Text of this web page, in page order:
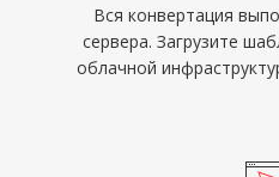
Вся конвертация
сервера. Загрузите
облачной